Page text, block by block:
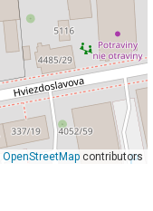
OpenStreetMapcontributors